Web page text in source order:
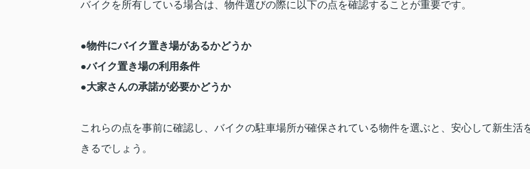
バイクを所有している場合は、物件選びの際に以下の点を確認することが重要です。
●物件にバイク置き場があるかどうか
●バイク置き場の利用条件
●大家さんの承諾が必要かどうか
これらの点を事前に確認し、バイクの駐車場所が確保されている物件を選ぶと、安心して新生活
きるでしょう。